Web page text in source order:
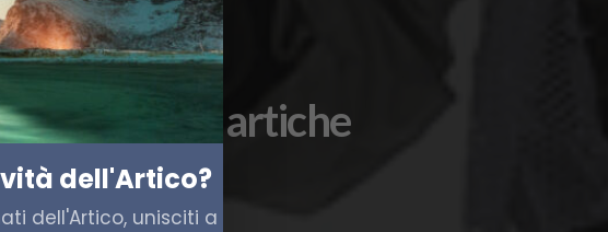
militari artiche
dell'Artico?
dell'Artico, unisciti a